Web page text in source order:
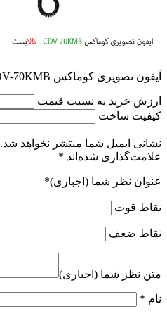
آیفون تصویری کوماکس CDV-70KMB
ارزش خرید به نسبت قیمت
کیفیت ساخت
نشانی ایمیل شما منتشر نخواهد شد.
علامت‌گذاری شده‌اند *
عنوان نظر شما (اجباری)*
نقاط قوت
نقاط ضعف
متن نظر شما (اجباری)
نام *